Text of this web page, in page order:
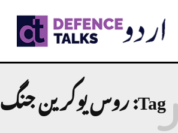
Tag:روس یوکرین جنگ